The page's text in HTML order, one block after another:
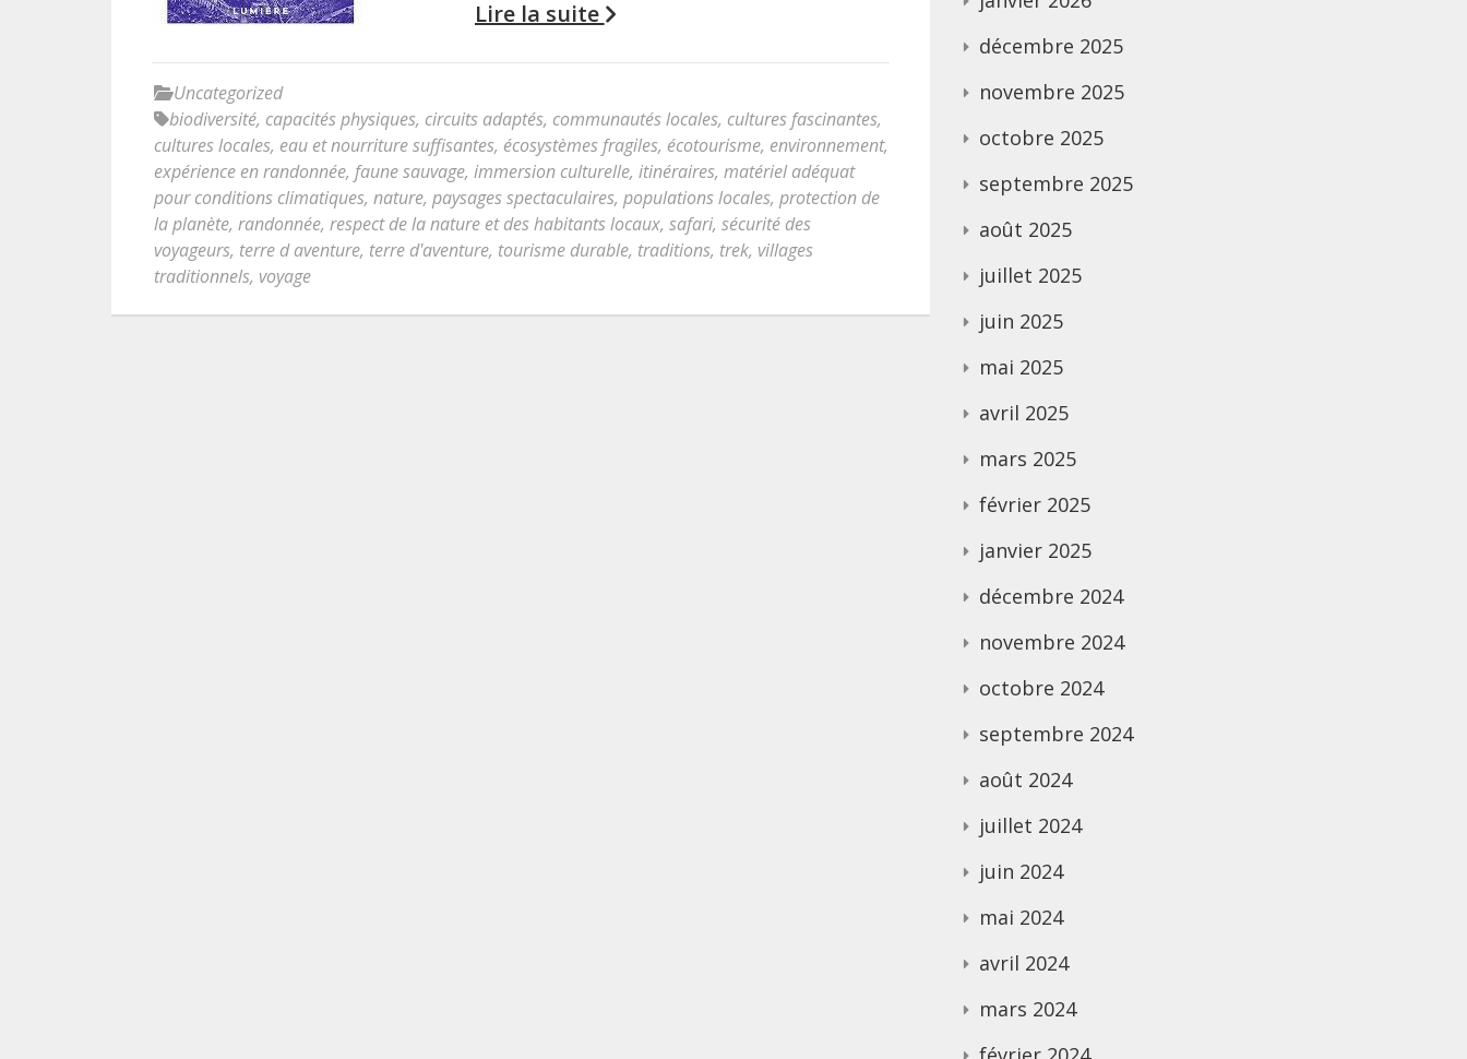
Lire la suite
Uncategorized
biodiversité, capacités physiques, circuits adaptés, communautés locales, cultures fascinantes,
cultures locales, eau et nourriture suffisantes, écosystèmes fragiles, écotourisme, environnement,
expérience en randonnée, faune sauvage, immersion culturelle, itinéraires, matériel adéquat
pour conditions climatiques, nature, paysages spectaculaires, populations locales, protection de
la planète, randonnée, respect de la nature et des habitants locaux, safari, sécurité des
voyageurs, terre d aventure, terre d'aventure, tourisme durable, traditions, trek, villages
traditionnels, voyage
décembre 2025
novembre 2025
octobre 2025
septembre 2025
août 2025
juillet 2025
juin 2025
mai 2025
avril 2025
mars 2025
février 2025
janvier 2025
décembre 2024
novembre 2024
octobre 2024
septembre 2024
août 2024
juillet 2024
juin 2024
mai 2024
avril 2024
mars 2024